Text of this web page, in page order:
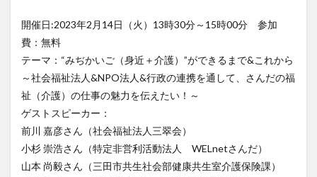
開催日:2023年2月14日（火）13時30分～15時00分 参加
費：無料
テーマ：“みぢかいご（身近＋介護）”ができるまで&これから
～社会福祉法人&NPO法人&行政の連携を通して、さんだの福
祉（介護）の仕事の魅力を伝えたい！～
ゲストスピーカー：
前川 嘉彦さん（社会福祉法人三翠会）
小杉 崇浩さん（特定非営利活動法人 WELnetさんだ）
山本 尚毅さん（三田市共生社会部健康共生室介護保険課）